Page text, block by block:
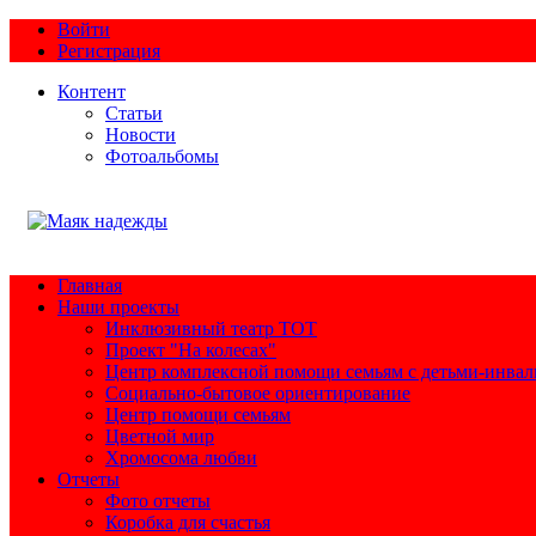
Войти
Регистрация
Контент
Статьи
Новости
Фотоальбомы
Главная
Наши проекты
Инклюзивный театр ТОТ
Проект "На колесах"
Центр комплексной помощи семьям с детьми-
Социально-бытовое ориентирование
Центр помощи семьям
Цветной мир
Хромосома любви
Отчеты
Фото отчеты
Коробка для счастья